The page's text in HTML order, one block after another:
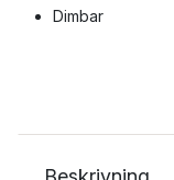
Dimbar